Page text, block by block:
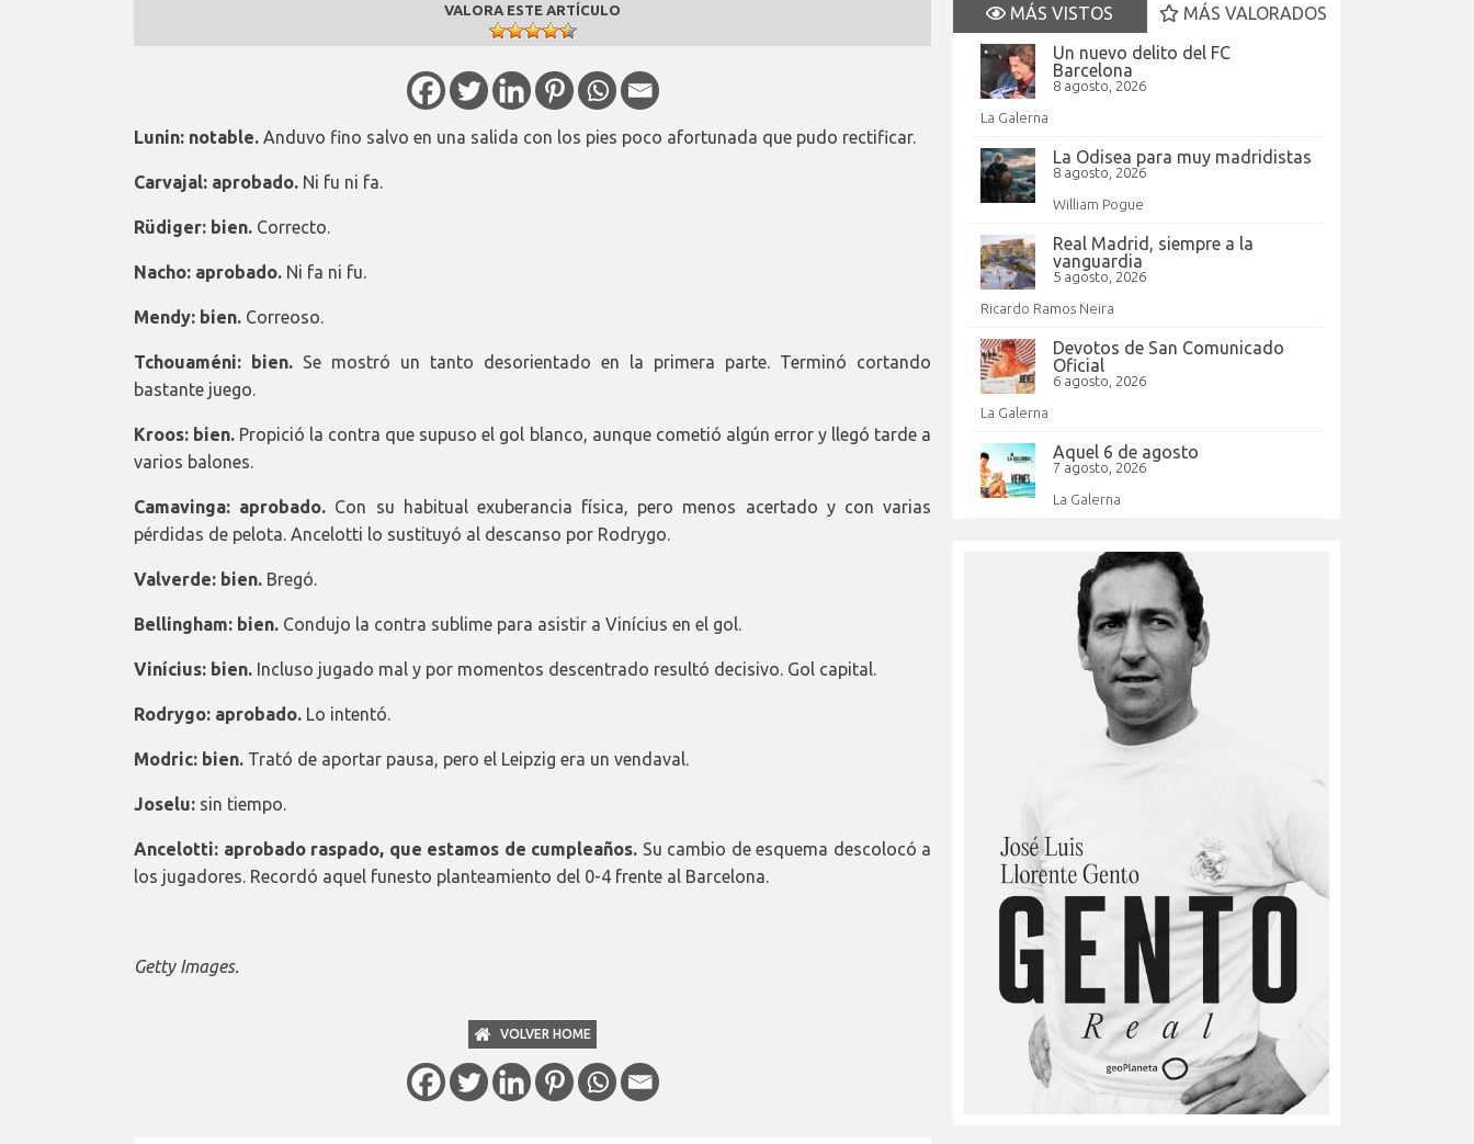
VALORA ESTE ARTÍCULO
Lunin: notable. Anduvo fino salvo en una salida con los pies poco afortunada que pudo rectificar.
Carvajal: aprobado. Ni fu ni fa.
Rüdiger: bien. Correcto.
Nacho: aprobado. Ni fa ni fu.
Mendy: bien. Correoso.
Tchouaméni: bien. Se mostró un tanto desorientado en la primera parte. Terminó cortando
bastante juego.
Kroos: bien. Propició la contra que supuso el gol blanco, aunque cometió algún error y llegó tarde a
varios balones.
Camavinga: aprobado. Con su habitual exuberancia física, pero menos acertado y con varias
pérdidas de pelota. Ancelotti lo sustituyó al descanso por Rodrygo.
Valverde: bien. Bregó.
Bellingham: bien. Condujo la contra sublime para asistir a Vinícius en el gol.
Vinícius: bien. Incluso jugado mal y por momentos descentrado resultó decisivo. Gol capital.
Rodrygo: aprobado. Lo intentó.
Modric: bien. Trató de aportar pausa, pero el Leipzig era un vendaval.
Joselu: sin tiempo.
Ancelotti: aprobado raspado, que estamos de cumpleaños. Su cambio de esquema descolocó a
los jugadores. Recordó aquel funesto planteamiento del 0-4 frente al Barcelona.
Getty Images.
VOLVER HOME
MÁS VISTOS
MÁS VALORADOS
Un nuevo delito del FC
Barcelona
8 agosto, 2026
La Galerna
La Odisea para muy madridistas
8 agosto, 2026
William Pogue
Real Madrid, siempre a la
vanguardia
5 agosto, 2026
Ricardo Ramos Neira
Devotos de San Comunicado
Oficial
6 agosto, 2026
La Galerna
Aquel 6 de agosto
7 agosto, 2026
La Galerna